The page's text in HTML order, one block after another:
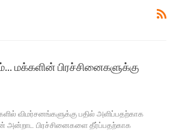
மக்களின் பிரச்சினைகளுக்கு
விமர்சனங்களுக்கு பதில் அளிப்பதற்காக
அன்றாட பிரச்சினைகளை தீர்ப்பதற்காக